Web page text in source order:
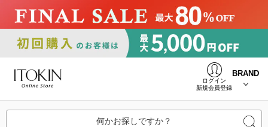
ログイン
新規会員登録
BRAND
何かお探しですか？